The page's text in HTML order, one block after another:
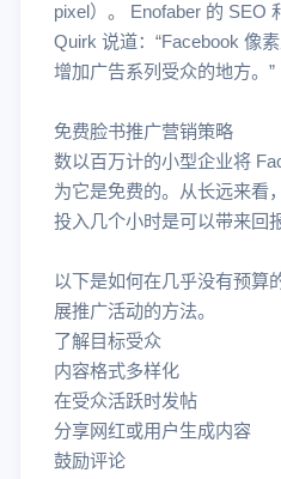
pixel）。 Enofaber 的 SEO
Quirk 说道：“Facebook 像
增加广告系列受众的地方。”
免费脸书推广营销策略
数以百万计的小型企业将
为它是免费的。从长远来看
投入几个小时是可以带来回
以下是如何在几乎没有预算
展推广活动的方法。
了解目标受众
内容格式多样化
在受众活跃时发帖
分享网红或用户生成内容
鼓励评论